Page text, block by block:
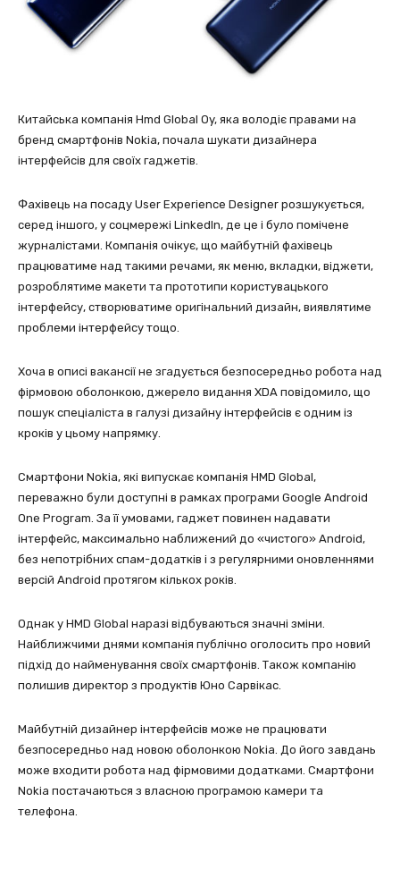
Китайська компанія Hmd Global Oy, яка володіє правами на
бренд смартфонів Nokia, почала шукати дизайнера
інтерфейсів для своїх гаджетів.
Фахівець на посаду User Experience Designer розшукується,
серед іншого, у соцмережі LinkedIn, де це і було помічене
журналістами. Компанія очікує, що майбутній фахівець
працюватиме над такими речами, як меню, вкладки, віджети,
розроблятиме макети та прототипи користувацького
інтерфейсу, створюватиме оригінальний дизайн, виявлятиме
проблеми інтерфейсу тощо.
Хоча в описі вакансії не згадується безпосередньо робота над
фірмовою оболонкою, джерело видання XDA повідомило, що
пошук спеціаліста в галузі дизайну інтерфейсів є одним із
кроків у цьому напрямку.
Смартфони Nokia, які випускає компанія HMD Global,
переважно були доступні в рамках програми Google Android
One Program. За її умовами, гаджет повинен надавати
інтерфейс, максимально наближений до «чистого» Android,
без непотрібних спам-додатків і з регулярними оновленнями
версій Android протягом кількох років.
Однак у HMD Global наразі відбуваються значні зміни.
Найближчими днями компанія публічно оголосить про новий
підхід до найменування своїх смартфонів. Також компанію
полишив директор з продуктів Юно Сарвікас.
Майбутній дизайнер інтерфейсів може не працювати
безпосередньо над новою оболонкою Nokia. До його завдань
може входити робота над фірмовими додатками. Смартфони
Nokia постачаються з власною програмою камери та
телефона.